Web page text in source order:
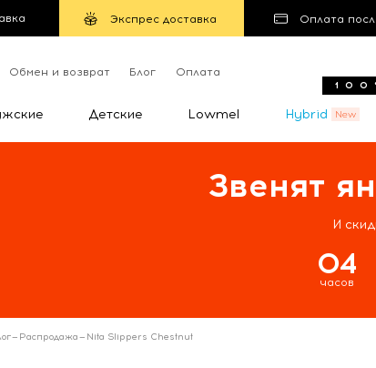
Экспрес доставка Оплата
Обмен и возврат Блог Оплата
Детские Lowmel Hybrid
Звенят
И
04
часов
— Распродажа— Nita Slippers Chestnut